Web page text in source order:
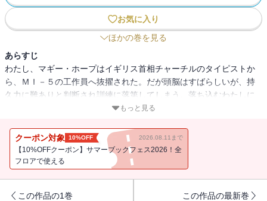
お気に入り
ほかの巻を見る
あらすじ
わたし、マギー・ホープはイギリス首相チャーチルのタイピストか
ら、ＭＩ－５の工作員へ抜擢された。だが頭脳はすばらしいが、持
久力に難ありと判断され訓練に落第してしまう。落ち込むわたしに
命じられたのは、ウィンザー城に疎開している王女たちの警備役。
恐れがあるというのだ。表向きは数学教師として城に赴いたわた
し。だが到着早々、大事件が勃発し・・・・・・。ウィンザー城に
迫る陰謀の影に挑む、才媛マギーの大活躍！ 好評『チャーチル閣
もっと見る
クーポン対象 10%OFF 2026.08.11まで
【10%OFFクーポン】サマーブックフェス2026！全
フロアで使える
この作品の1巻 この作品の最新巻